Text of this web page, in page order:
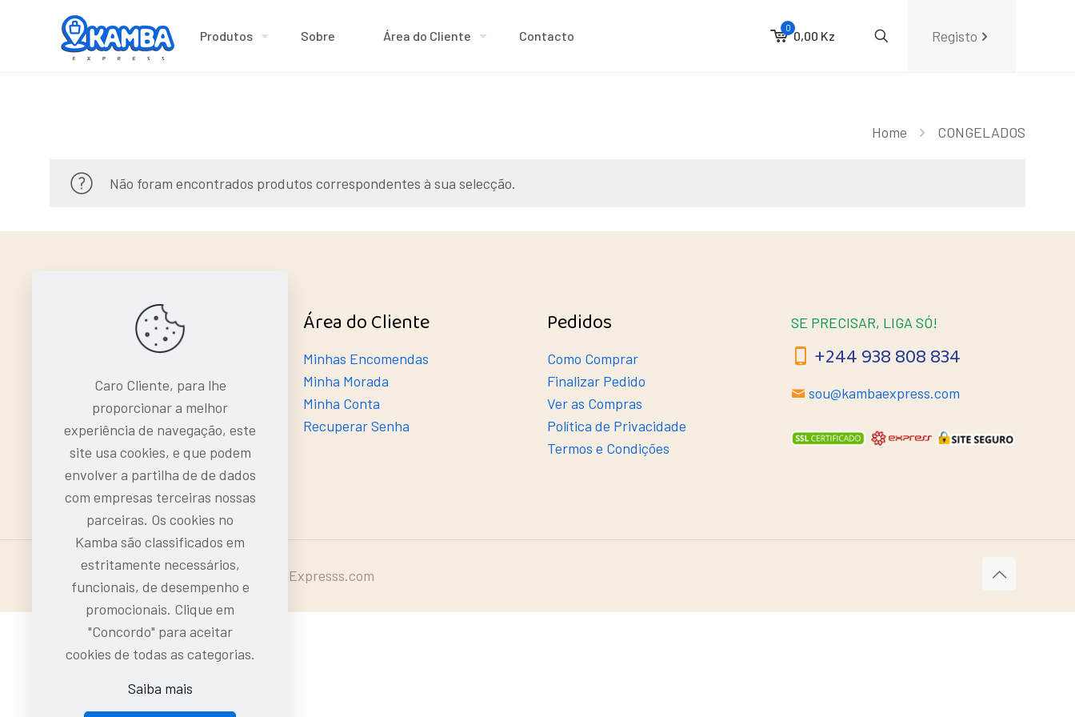
Produtos Sobre Área do Cliente Contacto
0
0,00 Kz Registo
Home CONGELADOS
Não foram encontrados produtos correspondentes à sua selecção.
Ajuda Rápida
Sobre o Kamba
Entregas
Devoluções e Trocas
Dúvidas Frequentes (FAQ's)
Área do Cliente
Minhas Encomendas
Minha Morada
Minha Conta
Recuperar Senha
Pedidos
Como Comprar
Finalizar Pedido
Ver as Compras
Política de Privacidade
Termos e Condições
SE PRECISAR, LIGA SÓ!
+244 938 808 834
sou@kambaexpress.com
Intermarcas, LDA | 2024-25 © KambaExpresss.com
Caro Cliente, para lhe
proporcionar a melhor
experiência de navegação, este
site usa cookies, e que podem
envolver a partilha de de dados
com empresas terceiras nossas
parceiras. Os cookies no
Kamba são classificados em
estritamente necessários,
funcionais, de desempenho e
promocionais. Clique em
"Concordo" para aceitar
cookies de todas as categorias.
Saiba mais